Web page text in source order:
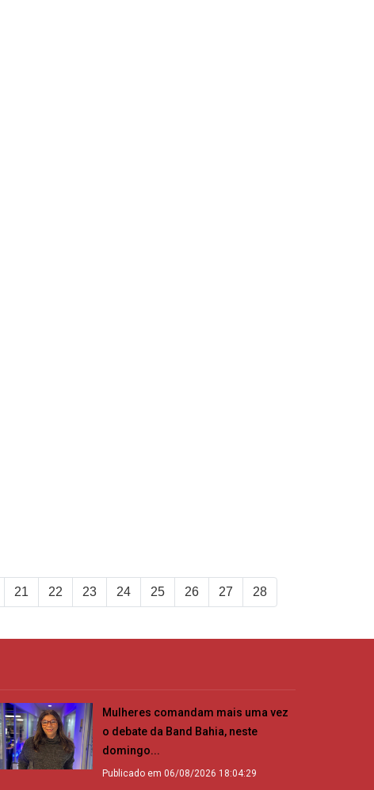
21 22 23 24 25 26 27 28
Mulheres comandam mais uma vez
o debate da Band Bahia, neste
domingo...
Publicado em 06/08/2026 18:04:29